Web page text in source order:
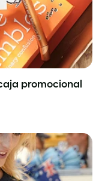
promocional